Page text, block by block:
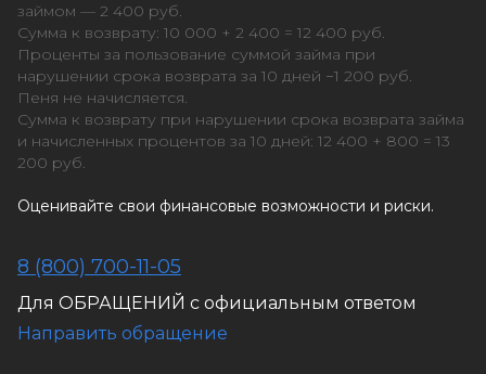
займом — 2 400 руб.
Сумма к возврату: 10 000 + 2 400 = 12 400 руб.
Проценты за пользование суммой займа при
нарушении срока возврата за 10 дней −1 200 руб.
Пеня не начисляется.
Сумма к возврату при нарушении срока возврата займа
и начисленных процентов за 10 дней: 12 400 + 800 = 13
200 руб.
Оценивайте свои финансовые возможности и риски.
8 (800) 700-11-05
Для ОБРАЩЕНИЙ с официальным ответом
Направить обращение